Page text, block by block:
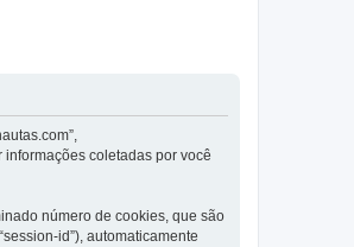
informações coletadas por você
número de cookies, que são
id”), automaticamente